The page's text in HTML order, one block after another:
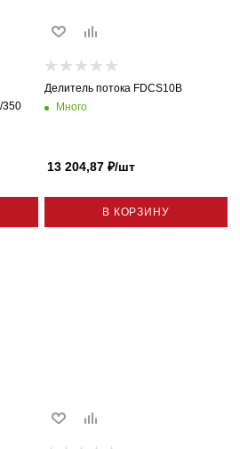
350
Делитель потока FDCS10B
Много
13 204,87₽/шт
В КОРЗИНУ